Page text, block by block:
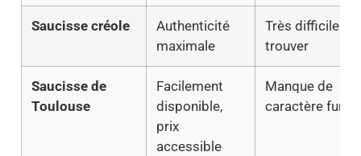
Saucisse créole
Authenticité
maximale
Très difficile à
trouver
Saucisse de
Toulouse
Facilement
disponible,
prix
accessible
Manque de
caractère fumé